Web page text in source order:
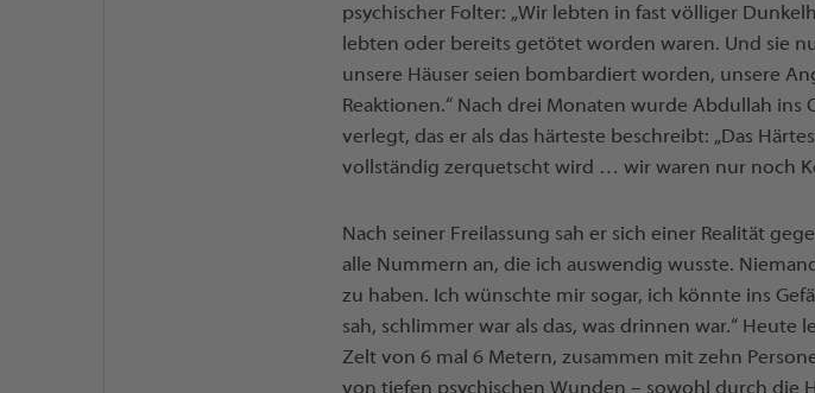
psychischer Folter: „Wir lebten in fast völliger
lebten oder bereits getötet worden waren. Und sie
unsere Häuser seien bombardiert worden, unsere
Reaktionen.“ Nach drei Monaten wurde Abdullah ins
verlegt, das er als das härteste beschreibt: „Das
vollständig zerquetscht wird … wir waren nur noch
Nach seiner Freilassung sah er sich einer Realität
alle Nummern an, die ich auswendig wusste.
zu haben. Ich wünschte mir sogar, ich könnte ins
sah, schlimmer war als das, was drinnen war.“
Zelt von 6 mal 6 Metern, zusammen mit zehn